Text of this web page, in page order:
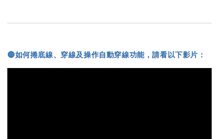
🔴如何捲底線、穿線及操作自動穿線功能，請看以下影片：